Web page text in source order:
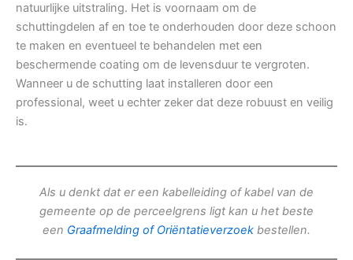
natuurlijke uitstraling. Het is voornaam om de
schuttingdelen af en toe te onderhouden door deze schoon
te maken en eventueel te behandelen met een
beschermende coating om de levensduur te vergroten.
Wanneer u de schutting laat installeren door een
professional, weet u echter zeker dat deze robuust en veilig
is.
Als u denkt dat er een kabelleiding of kabel van de
gemeente op de perceelgrens ligt kan u het beste
een Graafmelding of Oriëntatieverzoek bestellen.